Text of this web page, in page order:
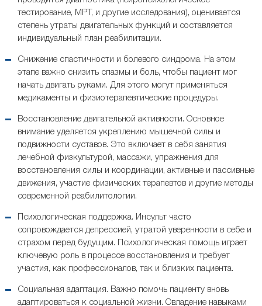
тестирование, МРТ, и другие исследования), оценивается
степень утраты двигательных функций и составляется
индивидуальный план реабилитации.
Снижение спастичности и болевого синдрома. На этом
этапе важно снизить спазмы и боль, чтобы пациент мог
начать двигать руками. Для этого могут применяться
медикаменты и физиотерапевтические процедуры.
Восстановление двигательной активности. Основное
внимание уделяется укреплению мышечной силы и
подвижности суставов. Это включает в себя занятия
лечебной физкультурой, массажи, упражнения для
восстановления силы и координации, активные и пассивные
движения, участие физических терапевтов и другие методы
современной реабилитологии.
Психологическая поддержка. Инсульт часто
сопровождается депрессией, утратой уверенности в себе и
страхом перед будущим. Психологическая помощь играет
ключевую роль в процессе восстановления и требует
участия, как профессионалов, так и близких пациента.
Социальная адаптация. Важно помочь пациенту вновь
адаптироваться к социальной жизни. Овладение навыками